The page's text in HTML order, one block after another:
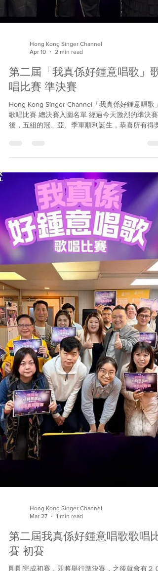
唱比賽 準決賽
Hong Kong Singer Channel「我真係好鍾意唱歌」
歌唱比賽 總決賽入圍名單 經過今天激烈的準決賽
後，五組的冠、亞、季軍順利誕生，恭喜所有得獎
者！ 大會已計好分數，定出了最高分的20名選手
加上之前在「冬季音樂戰」中獲獎的三名種子選
手，決賽23強誕生了！他們將會在4月4日齊齊踏
灣仔會議展覽中心的大舞台，在總決賽中爭奪終極
殊榮。我們將以電郵通知入圍者有關總決賽的安
排，大家加油！ 國語歌曲組 冠軍：鄭苑瑛 (我不難
過) 亞軍：鄭翠嫻 (心痛) 季軍：顏沛鈺 (那些你很冒
險的夢) 英文歌曲組 冠軍：黃詩慧 (Natural Woman)
亞軍：鄭翠嫻 (In Love Again) 季軍：李宗匯
Dog) 勵志親情歌曲組 冠軍：萬皓榮 (一雙手) 亞軍
張心心 (幸運是我) 季軍：張詠詩 (犀利) 上世紀廣東
歌曲組 冠軍：姚志強 (離開以後) 亞軍：李自維 (偷
摸摸) 季軍：韋澤燧 (偏偏喜歡你) 本世紀廣東歌曲
冠軍：鄭翠嫻 (忘川) 亞軍：萬皓榮 (老派約會之必
季軍：姚志強 (命硬) 總決賽23強 (排名按